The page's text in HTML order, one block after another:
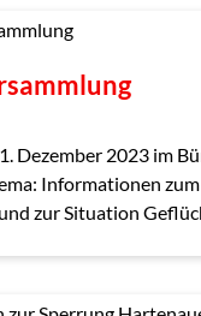
Dezember 2023 im
Informationen
zur Situation